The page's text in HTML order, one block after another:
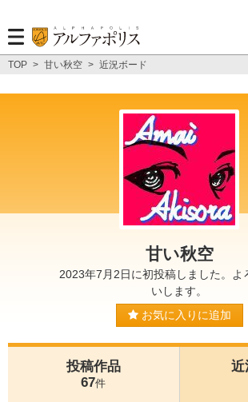
TOP > 甘い秋空 > 近況ボード
甘い秋空
2023年7月2日に初投稿しました。よ
いします。
お気に入りに追加
投稿作品
67件
近